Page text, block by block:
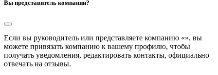
Вы представитель компании?
Если вы руководитель или представляете компанию «», вы
можете привязать компанию к вашему профилю, чтобы
получать уведомления, редактировать контакты, официально
отвечать на отзывы.